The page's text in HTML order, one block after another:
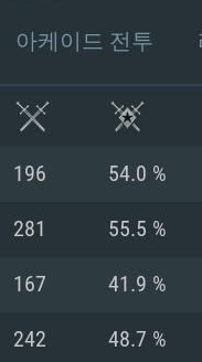
아케이드 전투
196 54.0 %
281 55.5 %
167 41.9 %
242 48.7 %